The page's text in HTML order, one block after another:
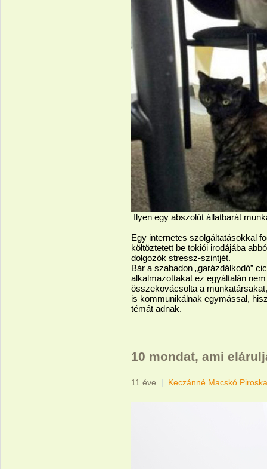
Ilyen egy abszolút állatbarát
Egy internetes szolgáltatásokkal
költöztetett be tokiói irodájába
dolgozók stressz-szintjét.
Bár a szabadon „garázdálkodó”
alkalmazottakat ez egyáltalán
összekovácsolta a
is kommunikálnak egymással,
témát adnak.
10 mondat, ami
11 éve | Keczánné Macskó Piroska